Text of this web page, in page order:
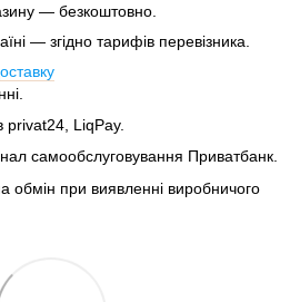
— безкоштовно.
— згідно тарифів перевізника.
privat24, LiqPay.
самообслуговування Приватбанк.
обмін при виявленні виробничого